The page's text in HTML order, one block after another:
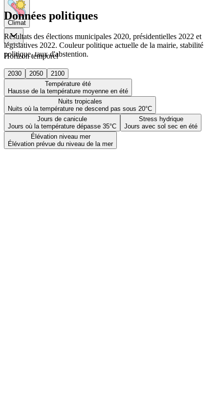
Climat
Horizon temporel
2030 2050
2100
Température été
Hausse de la température moyenne en été
Nuits tropicales
Nuits où la température ne descend pas sous 20°C
Jours de canicule
Jours où la température dépasse 35°C
Stress hydrique
Jours avec sol sec en été
Élévation niveau mer
Élévation prévue du niveau de la mer
Données politiques
Résultats des élections municipales 2020, présidentielles 2022 et
législatives 2022. Couleur politique actuelle de la mairie, stabilité
politique, taux d'abstention.